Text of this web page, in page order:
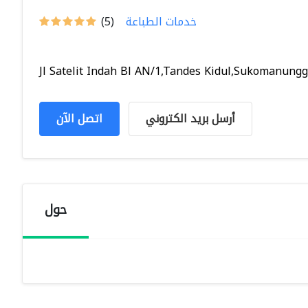
(5) خدمات الطباعة
Jl Satelit Indah Bl AN/1,Tandes
اتصل الآن أرسل بريد الكتروني
حول